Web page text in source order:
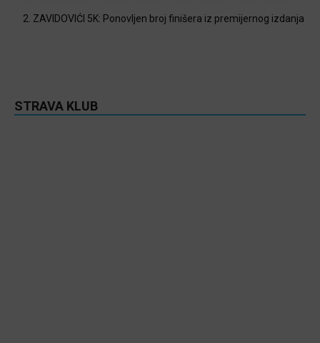
2. ZAVIDOVIĆI 5K: Ponovljen broj finišera iz premijernog izdanja
STRAVA KLUB